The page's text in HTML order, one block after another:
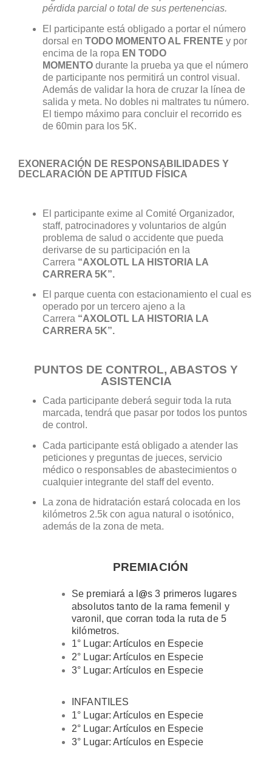
pérdida parcial o total de sus pertenencias.
El participante está obligado a portar el número
dorsal en TODO MOMENTO AL FRENTE y por
encima de la ropa EN TODO
MOMENTO durante la prueba ya que el número
de participante nos permitirá un control visual.
Además de validar la hora de cruzar la línea de
salida y meta. No dobles ni maltrates tu número.
El tiempo máximo para concluir el recorrido es
de 60min para los 5K.
EXONERACIÓN DE RESPONSABILIDADES Y
DECLARACIÓN DE APTITUD FÍSICA
El participante exime al Comité Organizador,
staff, patrocinadores y voluntarios de algún
problema de salud o accidente que pueda
derivarse de su participación en la
Carrera “AXOLOTL LA HISTORIA LA
CARRERA 5K”.
El parque cuenta con estacionamiento el cual es
operado por un tercero ajeno a la
Carrera “AXOLOTL LA HISTORIA LA
CARRERA 5K”.
PUNTOS DE CONTROL, ABASTOS Y
ASISTENCIA
Cada participante deberá seguir toda la ruta
marcada, tendrá que pasar por todos los puntos
de control.
Cada participante está obligado a atender las
peticiones y preguntas de jueces, servicio
médico o responsables de abastecimientos o
cualquier integrante del staff del evento.
La zona de hidratación estará colocada en los
kilómetros 2.5k con agua natural o isotónico,
además de la zona de meta.
PREMIACIÓN
Se premiará a l @s 3 primeros lugares
absolutos tanto de la rama femenil y
varonil, que corran toda la ruta de 5
kilómetros.
1° Lugar: Artículos en Especie
2° Lugar: Artículos en Especie
3° Lugar: Artículos en Especie
INFANTILES
1° Lugar: Artículos en Especie
2° Lugar: Artículos en Especie
3° Lugar: Artículos en Especie